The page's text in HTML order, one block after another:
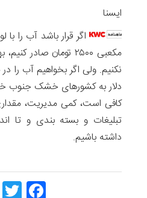
ایسنا
مکعبی ۲۵۰۰ تومان صادر
نکنیم. ولی اگر بخواهیم آب را
دلار به کشورهای خشک جنوب
کافی است، کمی مدیریت،
تبلیغات و بسته بندی و تا
داشته باشیم.
Face